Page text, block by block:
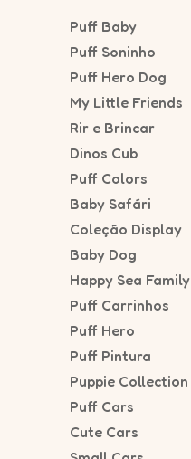
Puff Baby
Puff Soninho
Puff Hero Dog
My Little Friends
Rir e Brincar
Dinos Cub
Puff Colors
Baby Safári
Coleção Display
Baby Dog
Happy Sea Family
Puff Carrinhos
Puff Hero
Puff Pintura
Puppie Collection
Puff Cars
Cute Cars